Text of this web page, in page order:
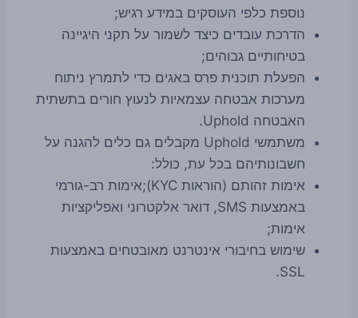
נוספת כלפי העוסקים במידע רגיש;
הדרכת עובדים כיצד לשמור על תקני היגיינה
בטיחותיים גבוהים;
הפעלת תוכנית פרס באגים כדי לתמרץ ניתוח
מערכות אבטחה עצמאיות לנעוץ חורים בתשתית
האבטחה Uphold.
משתמשי Uphold מקבלים גם כלים להגנה על
חשבונותיהם בכל עת, כולל:
אימות זהותם (הוראות KYC);אימות רב-גורמי
באמצעות SMS, דואר אלקטרוני ואפליקציות
אימות;
שימוש בחיבורי אינטרנט מאובטחים באמצעות
SSL.